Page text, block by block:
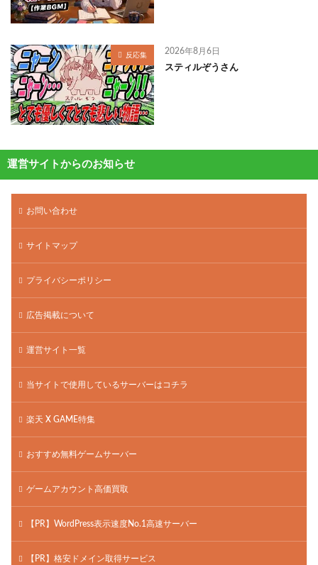
反応集 2026年8月6日
スティルぞうさん
運営サイトからのお知らせ
お問い合わせ
サイトマップ
プライバシーポリシー
広告掲載について
運営サイト一覧
当サイトで使用しているサーバーはコチラ
楽天 X GAME特集
おすすめ無料ゲームサーバー
ゲームアカウント高価買取
【PR】WordPress表示速度No.1高速サーバー
【PR】格安ドメイン取得サービス